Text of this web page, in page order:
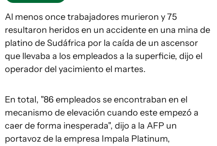
Al menos once trabajadores murieron y 75
resultaron heridos en un accidente en una mina de
platino de Sudáfrica por la caída de un ascensor
que llevaba a los empleados a la superficie, dijo el
operador del yacimiento el martes.
En total, "86 empleados se encontraban en el
mecanismo de elevación cuando este empezó a
caer de forma inesperada", dijo a la AFP un
portavoz de la empresa Impala Platinum,